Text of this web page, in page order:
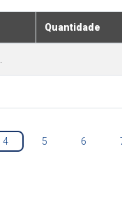
Quantidade
4 5 6